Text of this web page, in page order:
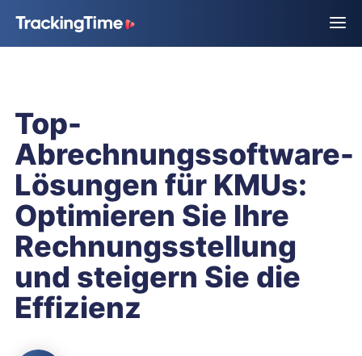
Top-
Abrechnungssoftware-
Lösungen für KMUs:
Optimieren Sie Ihre
Rechnungsstellung
und steigern Sie die
Effizienz